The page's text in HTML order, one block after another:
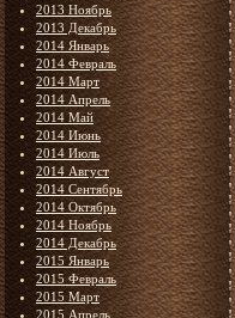
2013 Ноябрь
2013 Декабрь
2014 Январь
2014 Февраль
2014 Март
2014 Апрель
2014 Май
2014 Июнь
2014 Июль
2014 Август
2014 Сентябрь
2014 Октябрь
2014 Ноябрь
2014 Декабрь
2015 Январь
2015 Февраль
2015 Март
2015 Апрель